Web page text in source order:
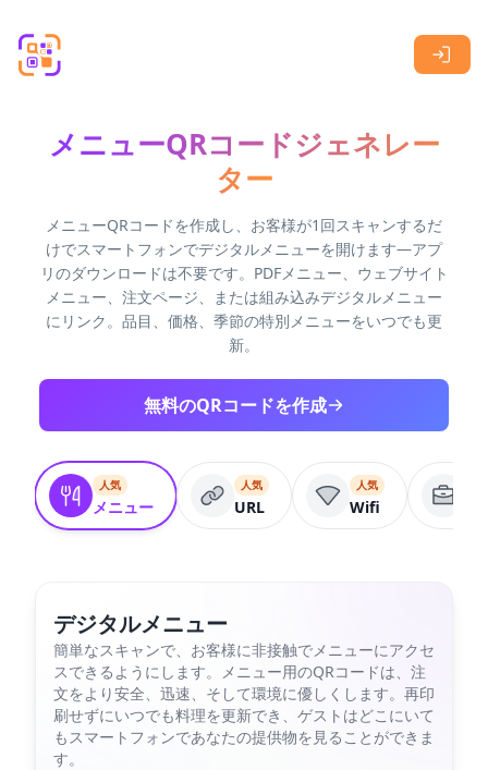
メニューQRコードジェネレー
ター
メニューQRコードを作成し、お客様が1回スキャンするだ
けでスマートフォンでデジタルメニューを開けます—アプ
リのダウンロードは不要です。PDFメニュー、ウェブサイト
メニュー、注文ページ、または組み込みデジタルメニュー
にリンク。品目、価格、季節の特別メニューをいつでも更
新。
無料のQRコードを作成
人気
メニュー
人気
URL
人気
Wifi
デジタルメニュー
簡単なスキャンで、お客様に非接触でメニューにアクセ
スできるようにします。メニュー用のQRコードは、注
文をより安全、迅速、そして環境に優しくします。再印
刷せずにいつでも料理を更新でき、ゲストはどこにいて
もスマートフォンであなたの提供物を見ることができま
す。